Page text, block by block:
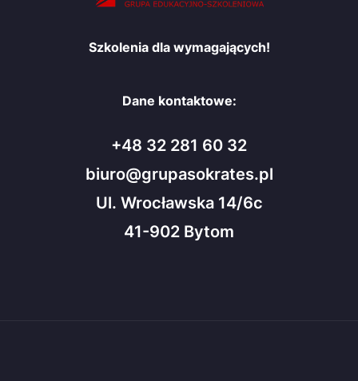
Szkolenia dla wymagających!
Dane kontaktowe:
+48 32 281 60 32
biuro@grupasokrates.pl
Ul. Wrocławska 14/6c
41-902 Bytom